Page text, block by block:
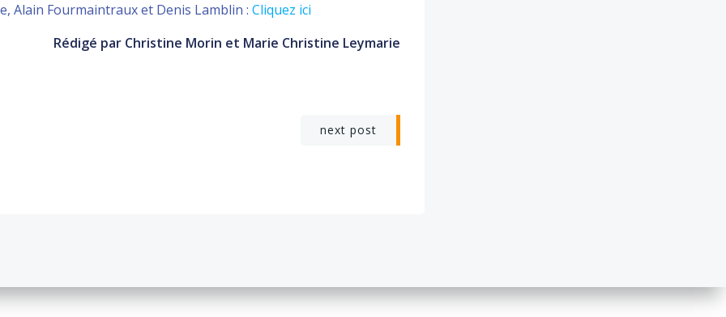
Alain Fourmaintraux et Denis Lamblin : Cliquez ici
Rédigé par Christine Morin et Marie Christine Leymarie
next post